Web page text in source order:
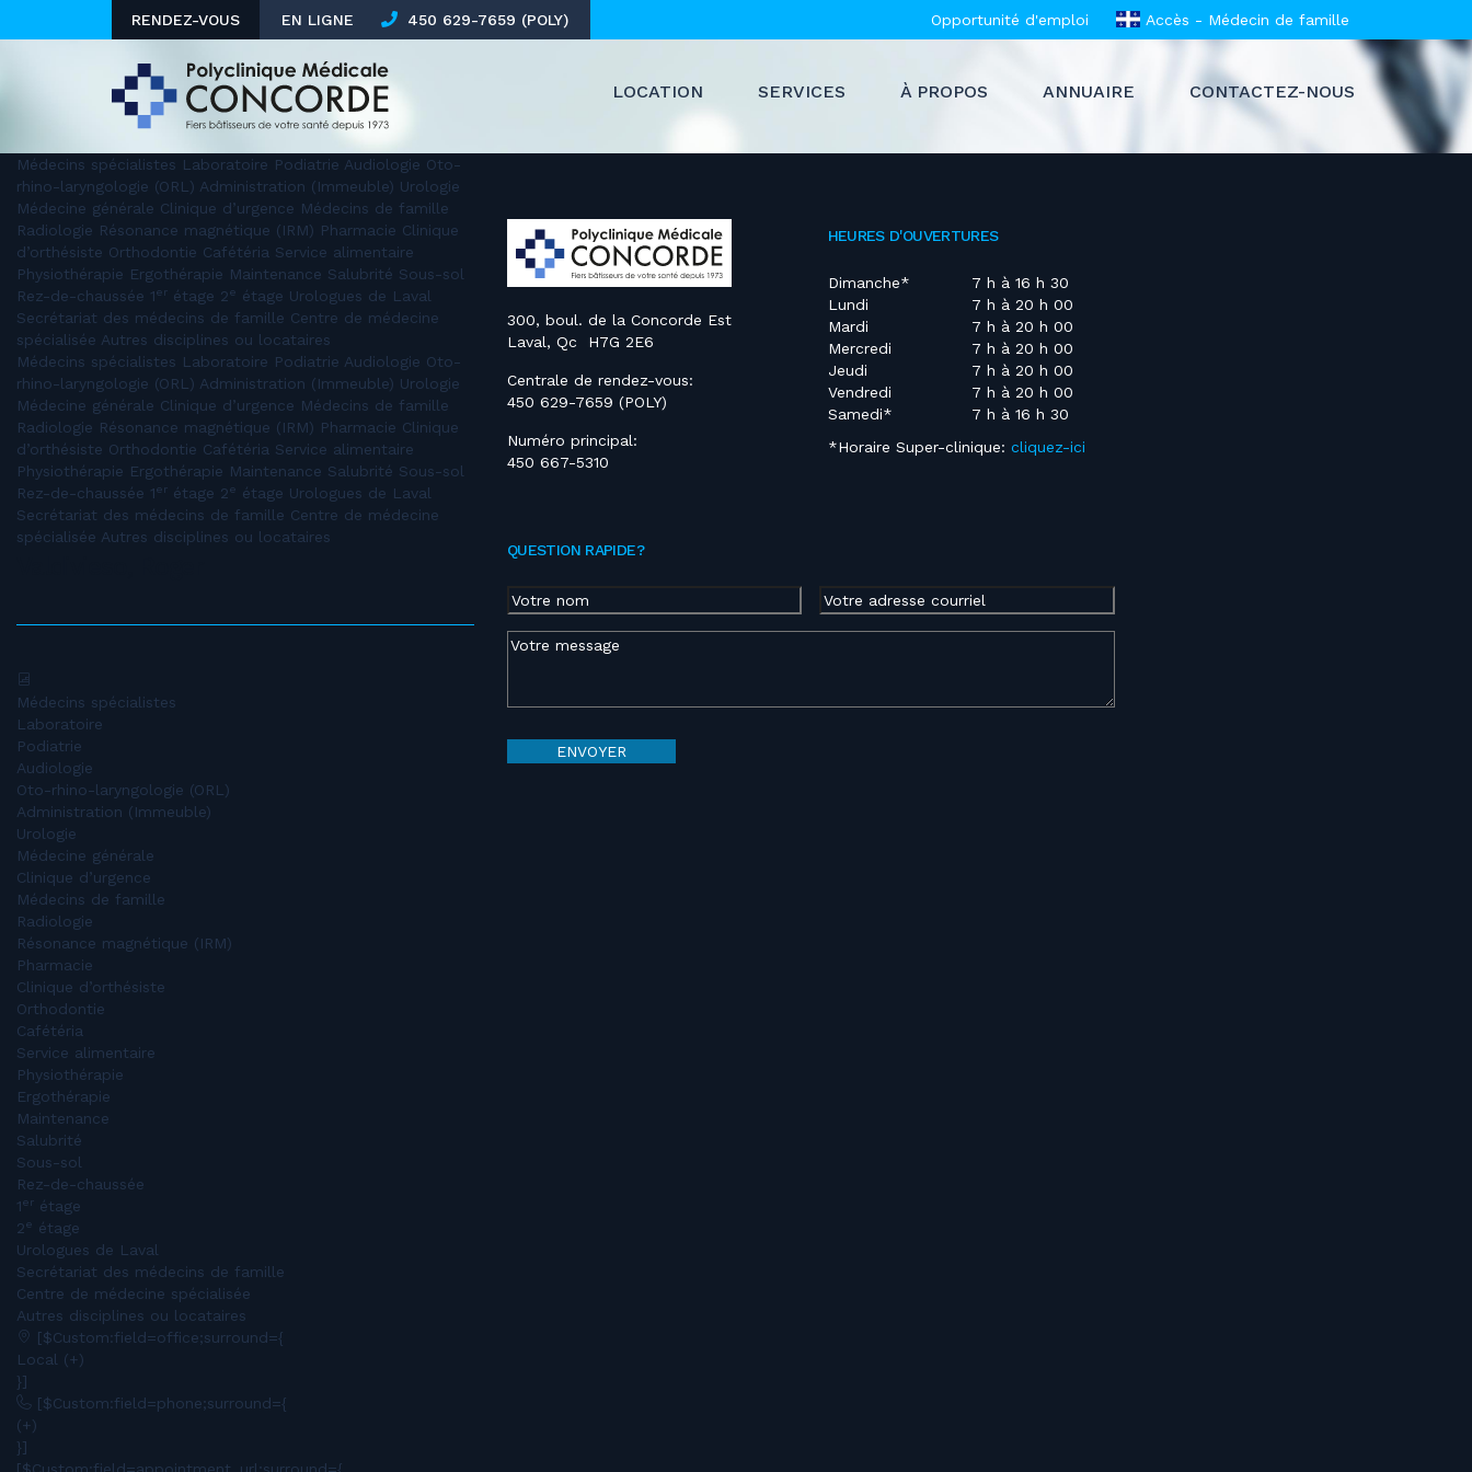
RENDEZ-VOUS EN LIGNE 450 629-7659 (POLY) Opportunité d'emploi Accès - Médecin de famille
LOCATION SERVICES À PROPOS ANNUAIRE CONTACTEZ-NOUS
Médecins spécialistes Laboratoire Podiatrie Audiologie Oto-
rhino-laryngologie (ORL) Administration (Immeuble) Urologie
Médecine générale Clinique d’urgence Médecins de famille
Radiologie Résonance magnétique (IRM) Pharmacie Clinique
d’orthésiste Orthodontie Cafétéria Service alimentaire
Physiothérapie Ergothérapie Maintenance Salubrité Sous-sol
Rez-de-chaussée 1er étage 2e étage Urologues de Laval
Secrétariat des médecins de famille Centre de médecine
spécialisée Autres disciplines ou locataires
Médecins spécialistes Laboratoire Podiatrie Audiologie Oto-
rhino-laryngologie (ORL) Administration (Immeuble) Urologie
Médecine générale Clinique d’urgence Médecins de famille
Radiologie Résonance magnétique (IRM) Pharmacie Clinique
d’orthésiste Orthodontie Cafétéria Service alimentaire
Physiothérapie Ergothérapie Maintenance Salubrité Sous-sol
Rez-de-chaussée 1er étage 2e étage Urologues de Laval
Secrétariat des médecins de famille Centre de médecine
spécialisée Autres disciplines ou locataires
Médecins spécialistes
Laboratoire
Podiatrie
Audiologie
Oto-rhino-laryngologie (ORL)
Administration (Immeuble)
Urologie
Médecine générale
Clinique d’urgence
Médecins de famille
Radiologie
Résonance magnétique (IRM)
Pharmacie
Clinique d’orthésiste
Orthodontie
Cafétéria
Service alimentaire
Physiothérapie
Ergothérapie
Maintenance
Salubrité
Sous-sol
Rez-de-chaussée
1er étage
2e étage
Urologues de Laval
Secrétariat des médecins de famille
Centre de médecine spécialisée
Autres disciplines ou locataires
[$Custom:field=office;surround={
Local (+)
}]
[$Custom:field=phone;surround={
(+)
}]
300, boul. de la Concorde Est
Laval, Qc H7G 2E6
Centrale de rendez-vous:
450 629-7659 (POLY)
Numéro principal:
450 667-5310
HEURES D'OUVERTURES
Dimanche*
7 h à 16 h 30
Lundi
7 h à 20 h 00
Mardi
7 h à 20 h 00
Mercredi
7 h à 20 h 00
Jeudi
7 h à 20 h 00
Vendredi
7 h à 20 h 00
Samedi*
7 h à 16 h 30
*Horaire Super-clinique: cliquez-ici
QUESTION RAPIDE?
Nom(Nécessaire) Courriel(Nécessaire)
Message(Nécessaire)
ENVOYER